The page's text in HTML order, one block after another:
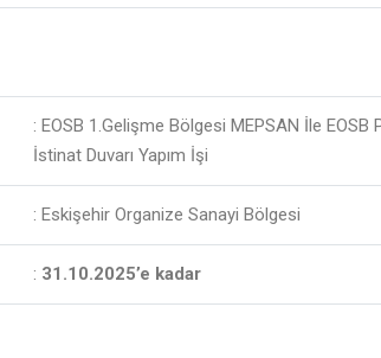
: EOSB 1.Gelişme Bölgesi MEPSAN İle
İstinat Duvarı Yapım İşi
: Eskişehir Organize Sanayi Bölgesi
: 31.10.2025’e kadar